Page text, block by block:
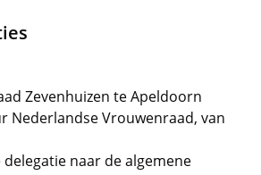
Zevenhuizen te Apeldoorn
Nederlandse Vrouwenraad, van
naar de algemene